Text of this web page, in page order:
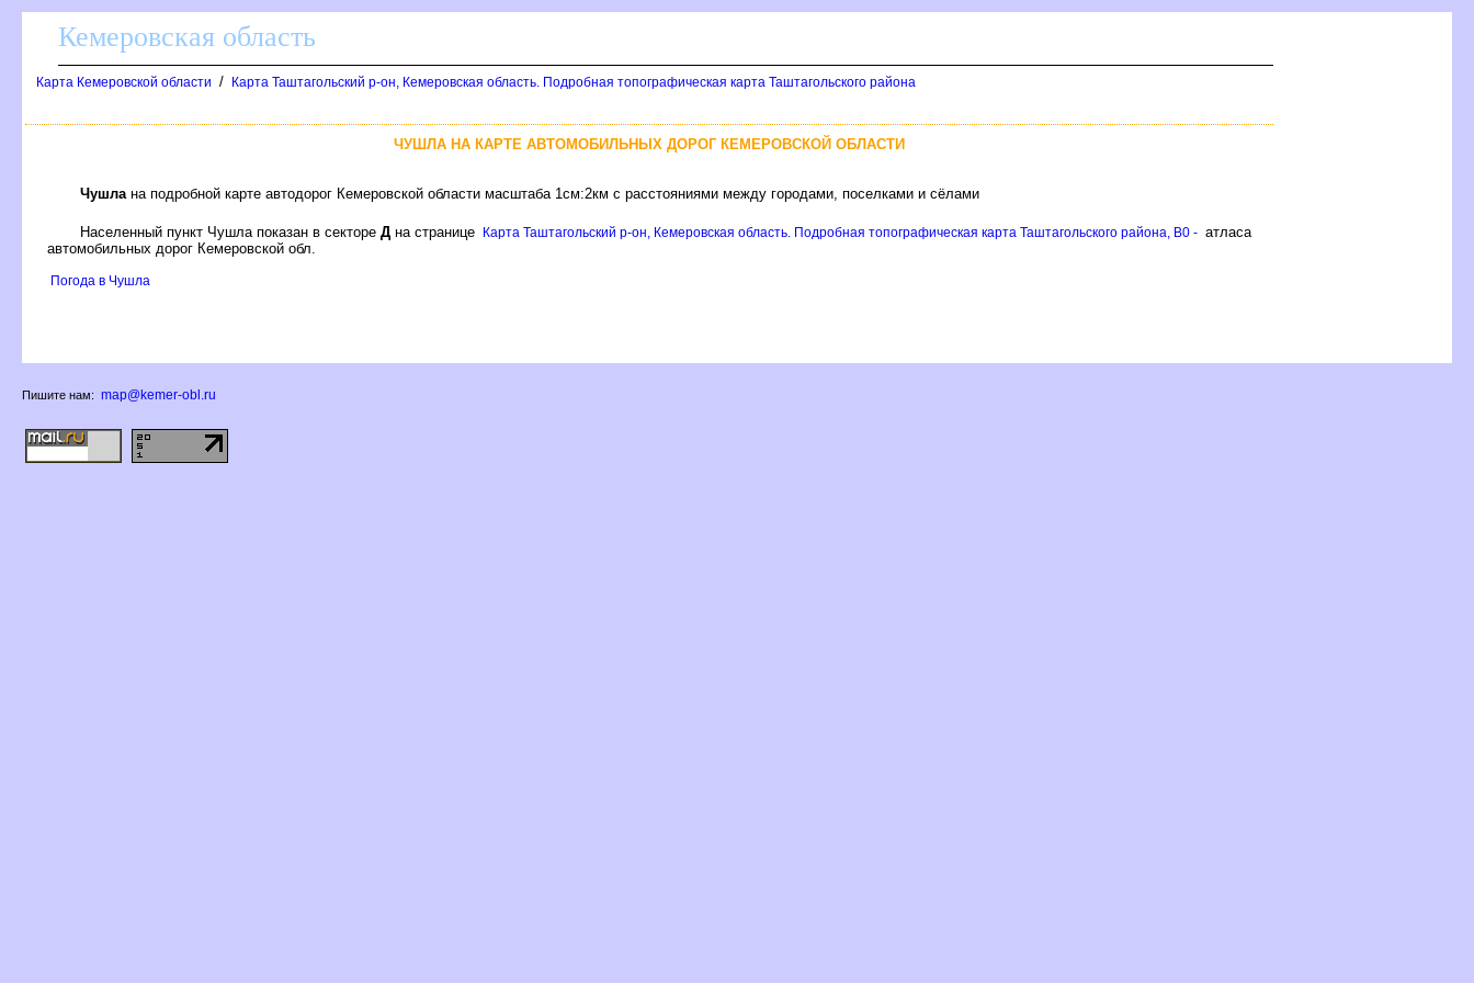
Кемеровская область
Карта Кемеровской области / Карта Таштагольский р-он, Кемеровская область. Подробная топографическая карта Таштагольского района
ЧУШЛА НА КАРТЕ АВТОМОБИЛЬНЫХ ДОРОГ КЕМЕРОВСКОЙ ОБЛАСТИ
Чушла на подробной карте автодорог Кемеровской области масштаба 1см:2км с расстояниями между городами, поселками и сёлами
Населенный пункт Чушла показан в секторе Д на странице Карта Таштагольский р-он, Кемеровская область. Подробная топографическая карта Таштагольского района, B0 - атласа
автомобильных дорог Кемеровской обл.
Погода в Чушла
Пишите нам: map@kemer-obl.ru